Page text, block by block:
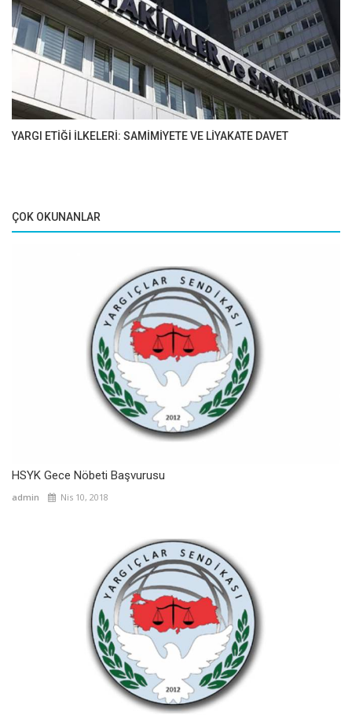
YARGI ETİĞİ İLKELERİ: SAMİMİYETE VE LİYAKATE DAVET
ÇOK OKUNANLAR
HSYK Gece Nöbeti Başvurusu
admin Nis 10, 2018